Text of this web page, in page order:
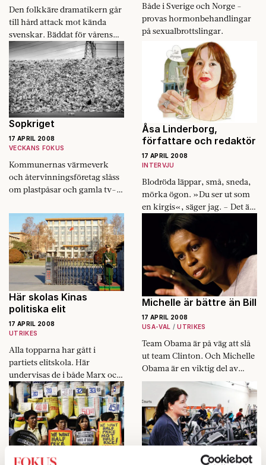
Den folkkäre dramatikern går
till hård attack mot kända
svenskar. Bäddat för vårens
stora kulturdebatt?
Både i Sverige och Norge ­
provas hormonbehandlingar
på sexualbrottslingar.
Sopkriget
17 APRIL 2008
VECKANS FOKUS
Kommunernas värmeverk
och återvinningsföretag slåss
om plastpåsar och gamla tv-­
något smutsigt.
Åsa Linderborg,
författare och redaktör
17 APRIL 2008
INTERVJU
Blodröda läppar, små, sneda,
mörka ögon. »Du ser ut som
en kirgis«, säger jag. – Det är
ryssen i mig, svarar Åsa
Linderborg. Hennes mormor
Här skolas Kinas
politiska elit
17 APRIL 2008
UTRIKES
Alla topparna har gått i
partiets elitskola. Här
undervisas de i både Marx och
internationella relationer.
Michelle är bättre än Bill
17 APRIL 2008
USA-VAL
UTRIKES
Team Obama är på väg att slå
ut team Clinton. Och Michelle
Obama är en viktig del av
förklaringen.